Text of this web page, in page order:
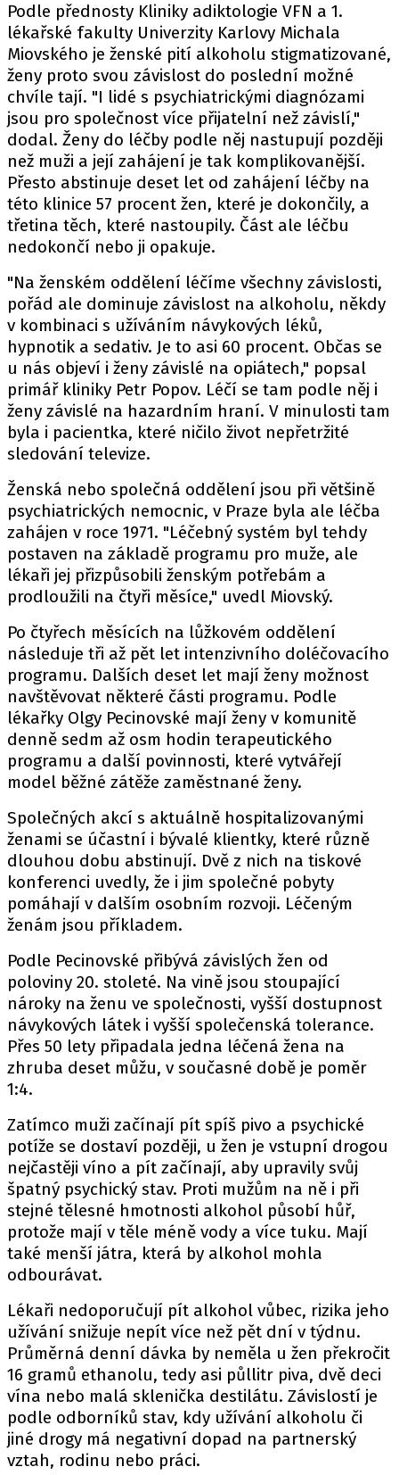
Podle přednosty Kliniky adiktologie VFN a 1.
lékařské fakulty Univerzity Karlovy Michala
Miovského je ženské pití alkoholu stigmatizované,
ženy proto svou závislost do poslední možné
chvíle tají. "I lidé s psychiatrickými diagnózami
jsou pro společnost více přijatelní než závislí,"
dodal. Ženy do léčby podle něj nastupují později
než muži a její zahájení je tak komplikovanější.
Přesto abstinuje deset let od zahájení léčby na
této klinice 57 procent žen, které je dokončily, a
třetina těch, které nastoupily. Část ale léčbu
nedokončí nebo ji opakuje.
"Na ženském oddělení léčíme všechny závislosti,
pořád ale dominuje závislost na alkoholu, někdy
v kombinaci s užíváním návykových léků,
hypnotik a sedativ. Je to asi 60 procent. Občas se
u nás objeví i ženy závislé na opiátech," popsal
primář kliniky Petr Popov. Léčí se tam podle něj i
ženy závislé na hazardním hraní. V minulosti tam
byla i pacientka, které ničilo život nepřetržité
sledování televize.
Ženská nebo společná oddělení jsou při většině
psychiatrických nemocnic, v Praze byla ale léčba
zahájen v roce 1971. "Léčebný systém byl tehdy
postaven na základě programu pro muže, ale
lékaři jej přizpůsobili ženským potřebám a
prodloužili na čtyři měsíce," uvedl Miovský.
Po čtyřech měsících na lůžkovém oddělení
následuje tři až pět let intenzivního doléčovacího
programu. Dalších deset let mají ženy možnost
navštěvovat některé části programu. Podle
lékařky Olgy Pecinovské mají ženy v komunitě
denně sedm až osm hodin terapeutického
programu a další povinnosti, které vytvářejí
model běžné zátěže zaměstnané ženy.
Společných akcí s aktuálně hospitalizovanými
ženami se účastní i bývalé klientky, které různě
dlouhou dobu abstinují. Dvě z nich na tiskové
konferenci uvedly, že i jim společné pobyty
pomáhají v dalším osobním rozvoji. Léčeným
ženám jsou příkladem.
Podle Pecinovské přibývá závislých žen od
poloviny 20. stoleté. Na vině jsou stoupající
nároky na ženu ve společnosti, vyšší dostupnost
návykových látek i vyšší společenská tolerance.
Přes 50 lety připadala jedna léčená žena na
zhruba deset můžu, v současné době je poměr
1:4.
Zatímco muži začínají pít spíš pivo a psychické
potíže se dostaví později, u žen je vstupní drogou
nejčastěji víno a pít začínají, aby upravily svůj
špatný psychický stav. Proti mužům na ně i při
stejné tělesné hmotnosti alkohol působí hůř,
protože mají v těle méně vody a více tuku. Mají
také menší játra, která by alkohol mohla
odbourávat.
Lékaři nedoporučují pít alkohol vůbec, rizika jeho
užívání snižuje nepít více než pět dní v týdnu.
Průměrná denní dávka by neměla u žen překročit
16 gramů ethanolu, tedy asi půllitr piva, dvě deci
vína nebo malá sklenička destilátu. Závislostí je
podle odborníků stav, kdy užívání alkoholu či
jiné drogy má negativní dopad na partnerský
vztah, rodinu nebo práci.